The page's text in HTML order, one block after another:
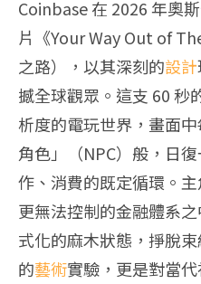
Coinbase 在 2026 年奧
片《Your Way Out of
之路），以其深刻的設計
撼全球觀眾。這支 60 秒
析度的電玩世界，畫面
角色」（NPC）般，日
作、消費的既定循環。
更無法控制的金融體系
式化的麻木狀態，掙脫
的藝術實驗，更是對當